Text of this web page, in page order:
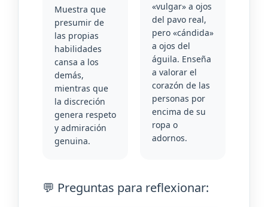
Muestra que
presumir de
las propias
habilidades
cansa a los
demás,
mientras que
la discreción
genera respeto
y admiración
genuina.
«vulgar» a ojos
del pavo real,
pero «cándida»
a ojos del
águila. Enseña
a valorar el
corazón de las
personas por
encima de su
ropa o
adornos.
💬 Preguntas para reflexionar: